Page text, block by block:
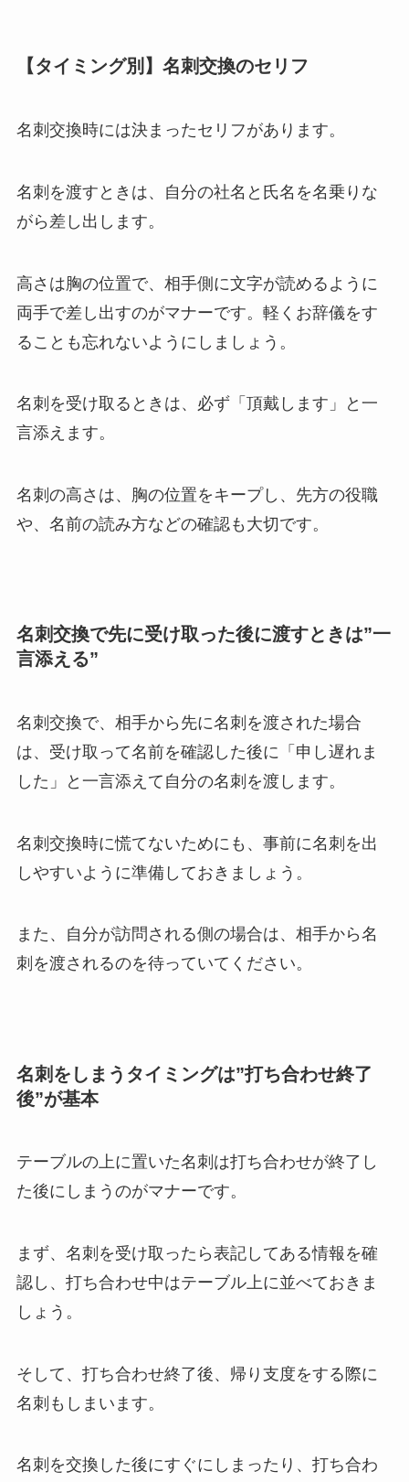
【タイミング別】名刺交換のセリフ
名刺交換時には決まったセリフがあります。
名刺を渡すときは、自分の社名と氏名を名乗りな
がら差し出します。
高さは胸の位置で、相手側に文字が読めるように
両手で差し出すのがマナーです。軽くお辞儀をす
ることも忘れないようにしましょう。
名刺を受け取るときは、必ず「頂戴します」と一
言添えます。
名刺の高さは、胸の位置をキープし、先方の役職
や、名前の読み方などの確認も大切です。
名刺交換で先に受け取った後に渡すときは”一
言添える”
名刺交換で、相手から先に名刺を渡された場合
は、受け取って名前を確認した後に「申し遅れま
した」と一言添えて自分の名刺を渡します。
名刺交換時に慌てないためにも、事前に名刺を出
しやすいように準備しておきましょう。
また、自分が訪問される側の場合は、相手から名
刺を渡されるのを待っていてください。
名刺をしまうタイミングは”打ち合わせ終了
後”が基本
テーブルの上に置いた名刺は打ち合わせが終了し
た後にしまうのがマナーです。
まず、名刺を受け取ったら表記してある情報を確
認し、打ち合わせ中はテーブル上に並べておきま
しょう。
そして、打ち合わせ終了後、帰り支度をする際に
名刺もしまいます。
名刺を交換した後にすぐにしまったり、打ち合わ